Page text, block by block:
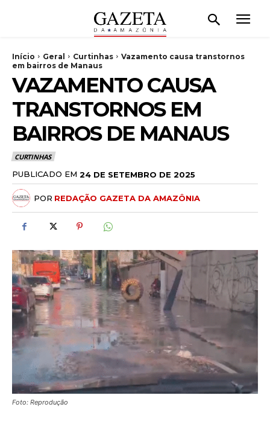
Início Geral Curtinhas
Vazamento causa transtornos
em bairros de Manaus
VAZAMENTO CAUSA
TRANSTORNOS EM
BAIRROS DE MANAUS
CURTINHAS
PUBLICADO EM 24 DE SETEMBRO DE 2025
POR REDAÇÃO GAZETA DA AMAZÔNIA
Foto: Reprodução